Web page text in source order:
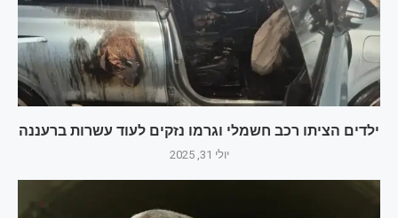
ילדים הציתו רכב חשמלי וגרמו נזקים לעוד עשרות ברעננה
יולי 31, 2025